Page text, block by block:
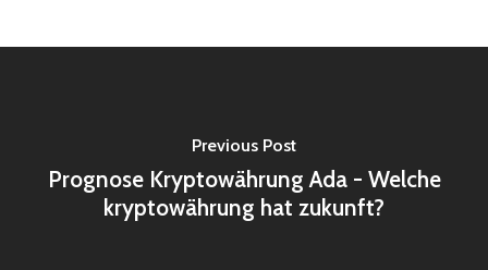
Previous Post
Prognose Kryptowährung Ada - Welche
kryptowährung hat zukunft?